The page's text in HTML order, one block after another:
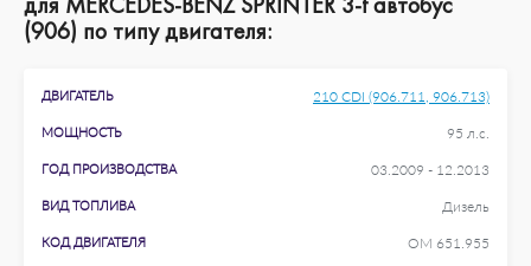
(906) по типу двигателя:
ДВИГАТЕЛЬ 210 CDI (906.711, 906.713)
МОЩНОСТЬ 95 л.с.
ГОД ПРОИЗВОДСТВА 03.2009 - 12.2013
ВИД ТОПЛИВА Дизель
КОД ДВИГАТЕЛЯ OM 651.955